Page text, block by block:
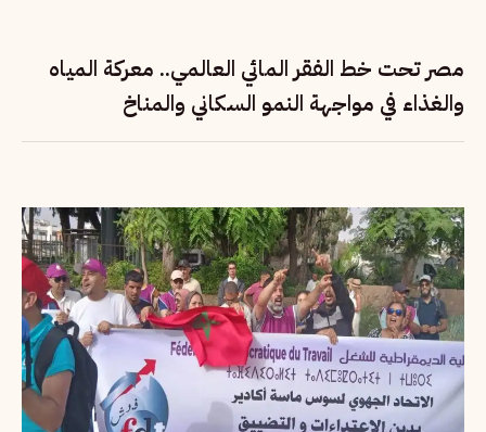
مصر تحت خط الفقر المائي العالمي.. معركة المياه
والغذاء في مواجهة النمو السكاني والمناخ